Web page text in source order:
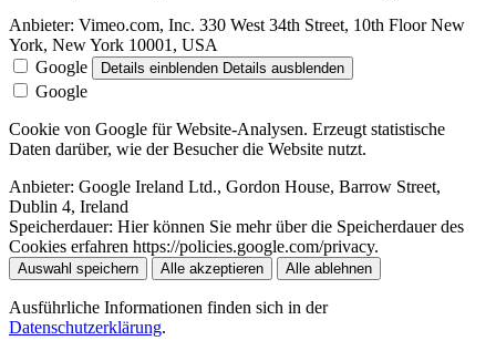
Anbieter: Vimeo.com, Inc. 330 West 34th Street, 10th Floor New
York, New York 10001, USA
Google
Details einblenden Details ausblenden
Google
Cookie von Google für Website-Analysen. Erzeugt statistische
Daten darüber, wie der Besucher die Website nutzt.
Anbieter: Google Ireland Ltd., Gordon House, Barrow Street,
Dublin 4, Ireland
Speicherdauer: Hier können Sie mehr über die Speicherdauer des
Cookies erfahren https://policies.google.com/privacy.
Auswahl speichern Alle akzeptieren Alle ablehnen
Ausführliche Informationen finden sich in der
Datenschutzerklärung.